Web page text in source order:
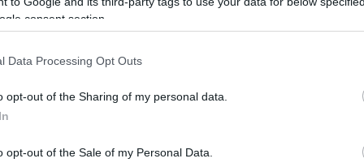
consent section.
Data Processing Opt Outs
opt-out of the Sharing of my personal data.
opt-out of the Sale of my Personal Data.
a stadionra. A Demokratikus Koalíció
egy, a miniszterelnök vejével
állami megbízatáshoz.